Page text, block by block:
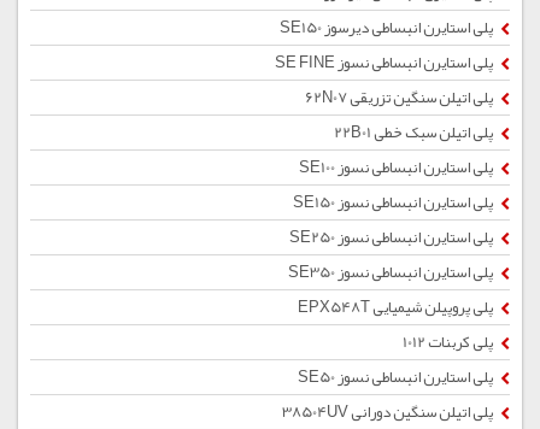
پلی استایرن انبساطی دیرسوز SE150
پلی استایرن انبساطی نسوز SE FINE
پلی اتیلن سنگین تزریقی 62N07
پلی اتیلن سبک خطی 22B01
پلی استایرن انبساطی نسوز SE100
پلی استایرن انبساطی نسوز SE150
پلی استایرن انبساطی نسوز SE250
پلی استایرن انبساطی نسوز SE350
پلی پروپیلن شیمیایی EPX548T
پلی کربنات 1012
پلی استایرن انبساطی نسوز SE50
پلی اتیلن سنگین دورانی 38504UV